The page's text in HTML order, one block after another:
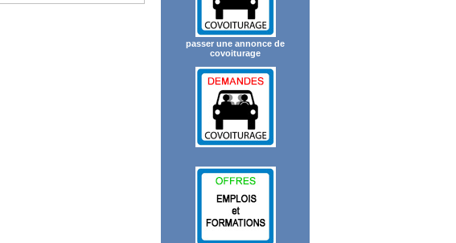
passer une annonce de
covoiturage